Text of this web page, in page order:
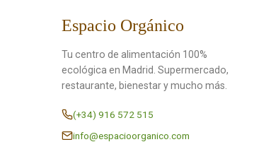
Espacio Orgánico
Tu centro de alimentación 100%
ecológica en Madrid. Supermercado,
restaurante, bienestar y mucho más.
(+34) 916 572 515
info@espacioorganico.com